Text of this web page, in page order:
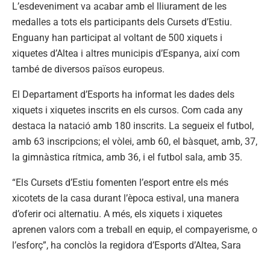
L’esdeveniment va acabar amb el lliurament de les
medalles a tots els participants dels Cursets d’Estiu.
Enguany han participat al voltant de 500 xiquets i
xiquetes d’Altea i altres municipis d’Espanya, així com
també de diversos països europeus.
El Departament d’Esports ha informat les dades dels
xiquets i xiquetes inscrits en els cursos. Com cada any
destaca la natació amb 180 inscrits. La segueix el futbol,
amb 63 inscripcions; el vòlei, amb 60, el bàsquet, amb, 37,
la gimnàstica rítmica, amb 36, i el futbol sala, amb 35.
“Els Cursets d’Estiu fomenten l’esport entre els més
xicotets de la casa durant l’època estival, una manera
d’oferir oci alternatiu. A més, els xiquets i xiquetes
aprenen valors com a treball en equip, el compayerisme, o
l’esforç”, ha conclòs la regidora d’Esports d’Altea, Sara